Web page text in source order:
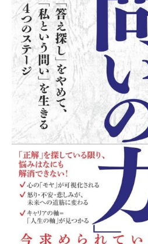
ど
、
ー
ン
グ
す
る
こ
と